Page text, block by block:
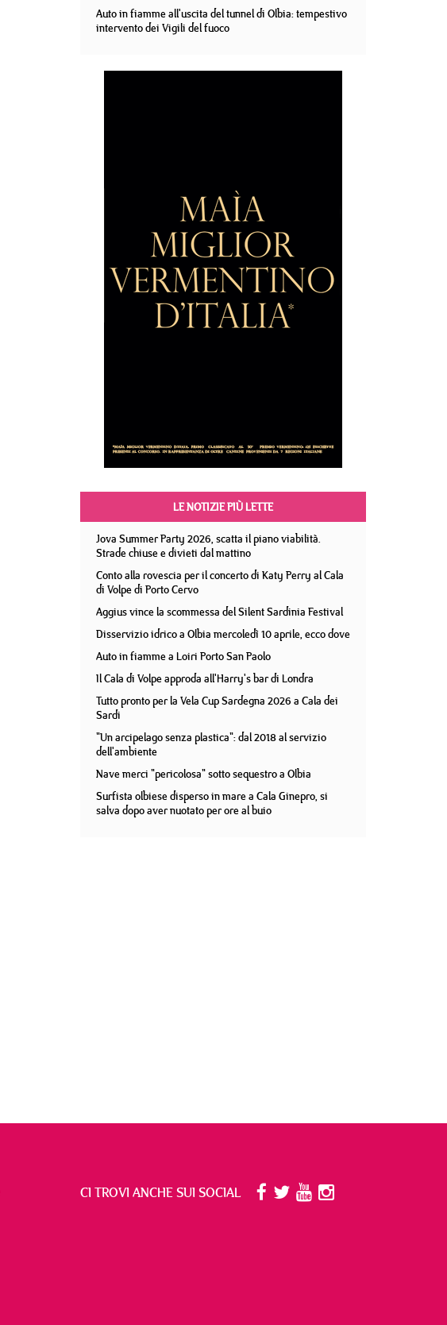
Auto in fiamme all'uscita del tunnel di Olbia: tempestivo
intervento dei Vigili del fuoco
LE NOTIZIE PIÙ LETTE
Jova Summer Party 2026, scatta il piano viabilità.
Strade chiuse e divieti dal mattino
Conto alla rovescia per il concerto di Katy Perry al Cala
di Volpe di Porto Cervo
Aggius vince la scommessa del Silent Sardinia Festival
Disservizio idrico a Olbia mercoledì 10 aprile, ecco dove
Auto in fiamme a Loiri Porto San Paolo
Il Cala di Volpe approda all'Harry's bar di Londra
Tutto pronto per la Vela Cup Sardegna 2026 a Cala dei
Sardi
"Un arcipelago senza plastica": dal 2018 al servizio
dell'ambiente
Nave merci "pericolosa" sotto sequestro a Olbia
Surfista olbiese disperso in mare a Cala Ginepro, si
salva dopo aver nuotato per ore al buio
CI TROVI ANCHE SUI SOCIAL